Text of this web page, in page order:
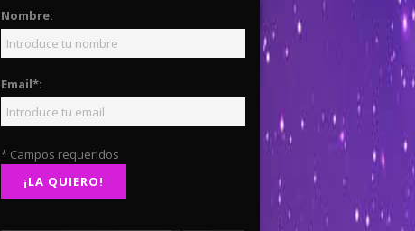
Nombre:
Email*:
* Campos requeridos